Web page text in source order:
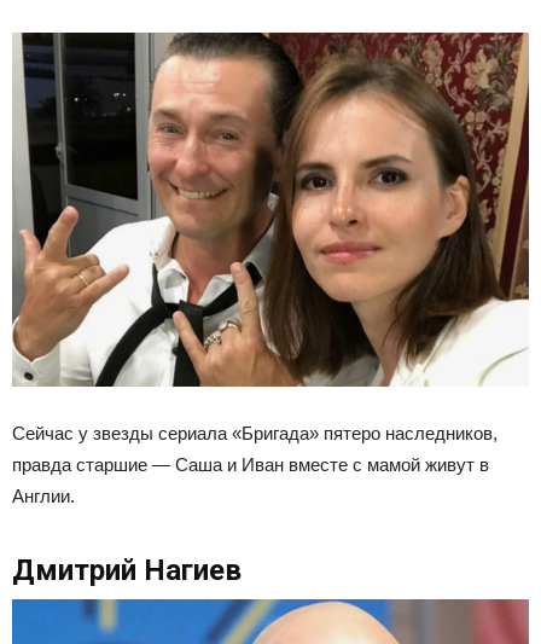
Сейчас у звезды сериала «Бригада» пятеро наследников,
правда старшие — Саша и Иван вместе с мамой живут в
Англии.
Дмитрий Нагиев